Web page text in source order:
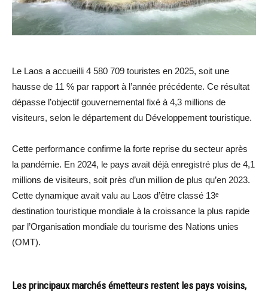
Le Laos a accueilli 4 580 709 touristes en 2025, soit une
hausse de 11 % par rapport à l’année précédente. Ce résultat
dépasse l’objectif gouvernemental fixé à 4,3 millions de
visiteurs, selon le département du Développement touristique.
Cette performance confirme la forte reprise du secteur après
la pandémie. En 2024, le pays avait déjà enregistré plus de 4,1
millions de visiteurs, soit près d’un million de plus qu’en 2023.
Cette dynamique avait valu au Laos d’être classé 13ᵉ
destination touristique mondiale à la croissance la plus rapide
par l’Organisation mondiale du tourisme des Nations unies
(OMT).
Les principaux marchés émetteurs restent les pays voisins,